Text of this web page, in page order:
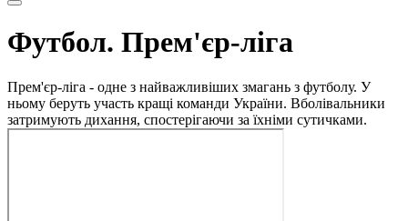
Футбол. Прем'єр-ліга
Прем'єр-ліга - одне з найважливіших змагань з футболу. У
ньому беруть участь кращі команди України. Вболівальники
затримують дихання, спостерігаючи за їхніми сутичками.